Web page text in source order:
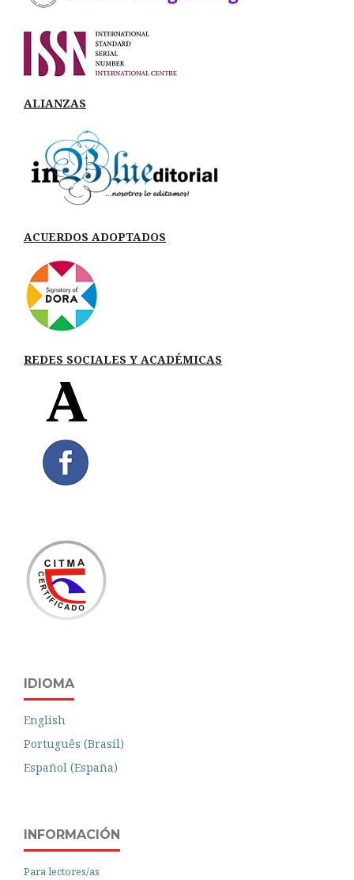
ALIANZAS
ACUERDOS ADOPTADOS
REDES SOCIALES Y ACADÉMICAS
IDIOMA
English
Português (Brasil)
Español (España)
INFORMACIÓN
Para lectores/as